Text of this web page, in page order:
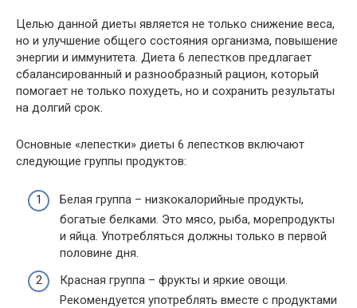
Целью данной диеты является не только снижение веса,
но и улучшение общего состояния организма, повышение
энергии и иммунитета. Диета 6 лепестков предлагает
сбалансированный и разнообразный рацион, который
помогает не только похудеть, но и сохранить результаты
на долгий срок.
Основные «лепестки» диеты 6 лепестков включают
следующие группы продуктов:
Белая группа – низкокалорийные продукты,
богатые белками. Это мясо, рыба, морепродукты
и яйца. Употребляться должны только в первой
половине дня.
Красная группа – фрукты и яркие овощи.
Рекомендуется употреблять вместе с продуктами